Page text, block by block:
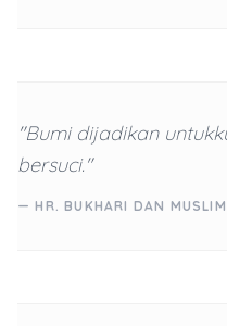
"Bumi dijadikan
bersuci."
— HR. BUKHARI DAN MUSLIM